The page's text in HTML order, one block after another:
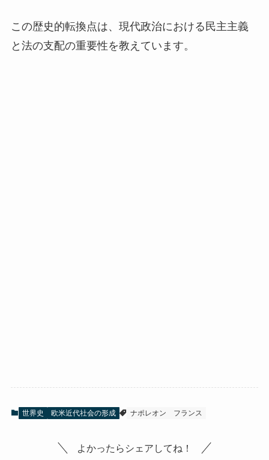
この歴史的転換点は、現代政治における民主主義
と法の支配の重要性を教えています。
世界史 欧米近代社会の形成 ナポレオン フランス
よかったらシェアしてね！